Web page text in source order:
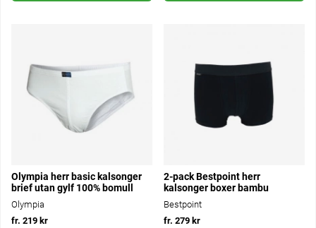
Olympia herr basic kalsonger
brief utan gylf 100% bomull
Olympia
fr. 219 kr
2-pack Bestpoint herr
kalsonger boxer bambu
Bestpoint
fr. 279 kr